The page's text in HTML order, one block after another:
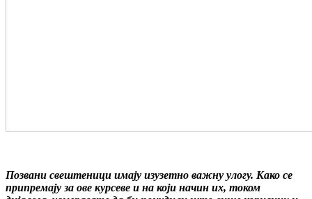
Позвани свештеници имају изузетно важну улогу. Како се
припремају за ове курсеве и на који начин их, током